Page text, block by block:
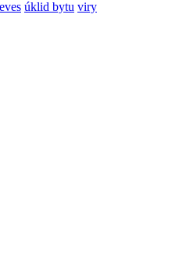
úklid bytu viry